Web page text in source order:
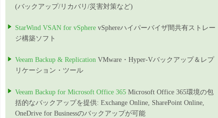
(バックアップ/リカバリ/災害対策など)
StarWind VSAN for vSphere vSphereハイパーバイザ間共有ストレー
ジ構築ソフト
Veeam Backup & Replication VMware・Hyper-Vバックアップ＆レプ
リケーション・ツール
Veeam Backup for Microsoft Office 365 Microsoft Office 365環境の包
括的なバックアップを提供: Exchange Online, SharePoint Online,
OneDrive for Businessのバックアップが可能